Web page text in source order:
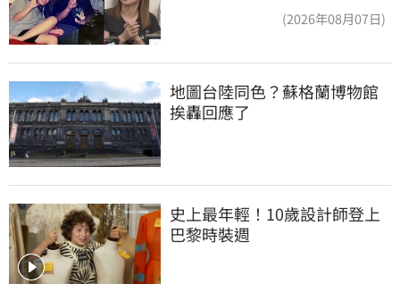
(2026年08月07日)
地圖台陸同色？蘇格蘭博物館
挨轟回應了
史上最年輕！10歲設計師登上
巴黎時裝週